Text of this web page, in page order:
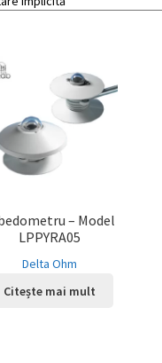
– Model
LPPYRA05
Delta Ohm
Citește mai mult